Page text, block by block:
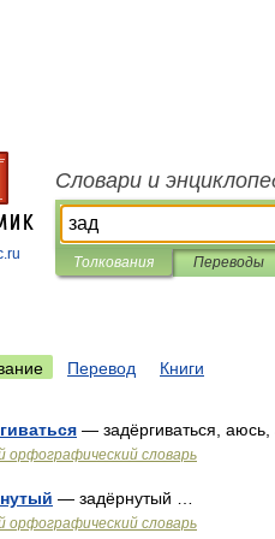
Словари и
Толкования Переводы
Перевод Книги
— задёргиваться, аюсь,
орфографический словарь
— задёрнутый …
орфографический словарь